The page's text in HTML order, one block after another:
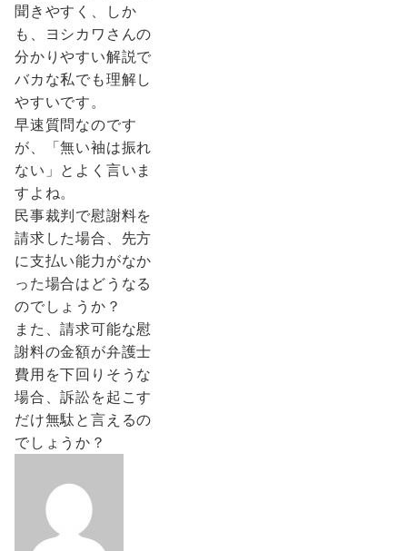
聞きやすく、しか
も、ヨシカワさんの
分かりやすい解説で
バカな私でも理解し
やすいです。
早速質問なのです
が、「無い袖は振れ
ない」とよく言いま
すよね。
民事裁判で慰謝料を
請求した場合、先方
に支払い能力がなか
った場合はどうなる
のでしょうか？
また、請求可能な慰
謝料の金額が弁護士
費用を下回りそうな
場合、訴訟を起こす
だけ無駄と言えるの
でしょうか？